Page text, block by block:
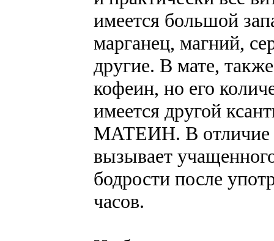
имеется большой
марганец, магний,
другие. В мате,
кофеин, но его
имеется другой
МАТЕИН. В отличие
вызывает
бодрости после
часов.